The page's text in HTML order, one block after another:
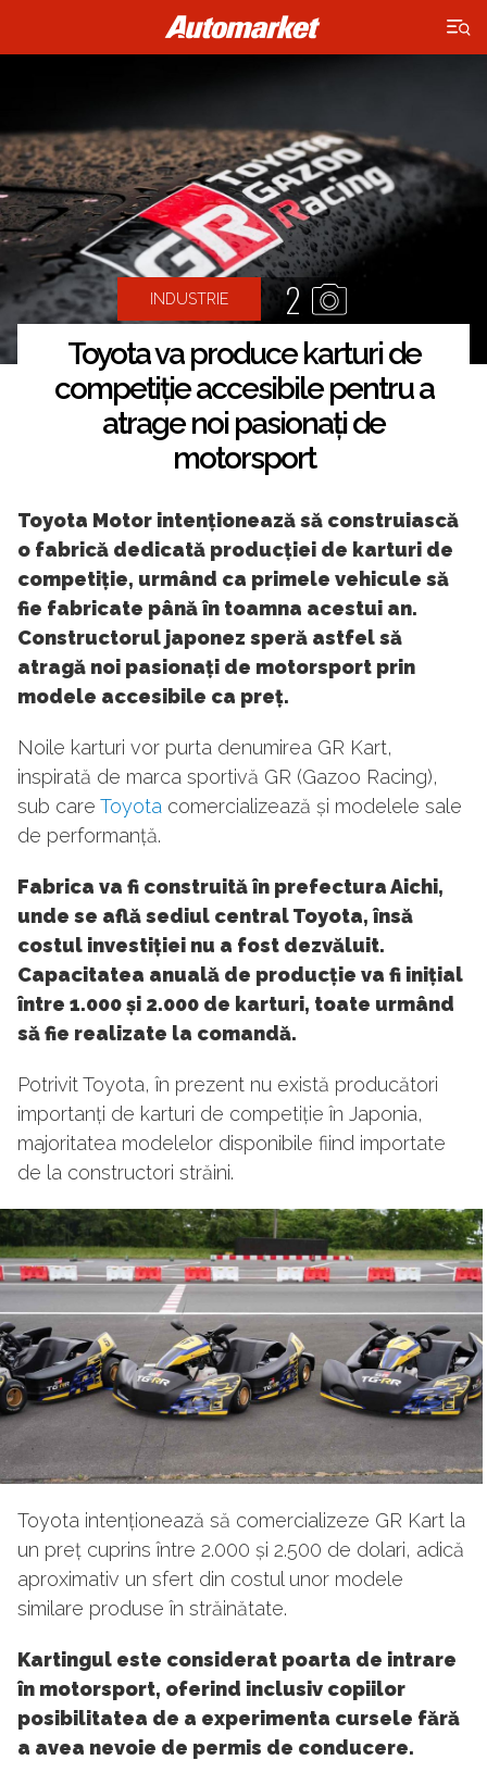
×
INDUSTRIE 2
Toyota va produce karturi de
competiție accesibile pentru a
atrage noi pasionați de
motorsport
Toyota Motor intenționează să construiască
o fabrică dedicată producției de karturi de
competiție, urmând ca primele vehicule să
fie fabricate până în toamna acestui an.
Constructorul japonez speră astfel să
atragă noi pasionați de motorsport prin
modele accesibile ca preț.
Noile karturi vor purta denumirea GR Kart,
inspirată de marca sportivă GR (Gazoo Racing),
sub care Toyota comercializează și modelele sale
de performanță.
Fabrica va fi construită în prefectura Aichi,
unde se află sediul central Toyota, însă
costul investiției nu a fost dezvăluit.
Capacitatea anuală de producție va fi inițial
între 1.000 și 2.000 de karturi, toate urmând
să fie realizate la comandă.
Potrivit Toyota, în prezent nu există producători
importanți de karturi de competiție în Japonia,
majoritatea modelelor disponibile fiind importate
de la constructori străini.
Toyota intenționează să comercializeze GR Kart la
un preț cuprins între 2.000 și 2.500 de dolari, adică
aproximativ un sfert din costul unor modele
similare produse în străinătate.
Kartingul este considerat poarta de intrare
în motorsport, oferind inclusiv copiilor
posibilitatea de a experimenta cursele fără
a avea nevoie de permis de conducere.